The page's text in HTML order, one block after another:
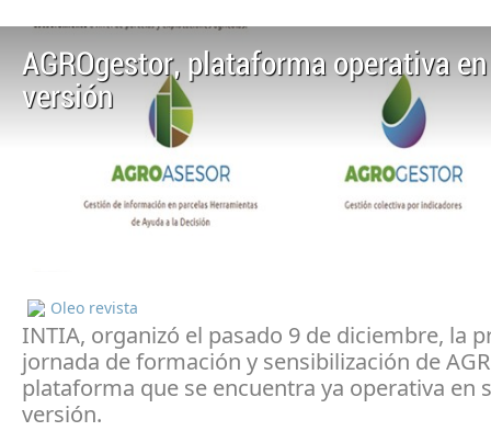
AGROgestor, plataforma operativa
versión
Oleo revista
INTIA, organizó el pasado 9 de diciembre, la
jornada de formación y sensibilización de
plataforma que se encuentra ya operativa en
versión.